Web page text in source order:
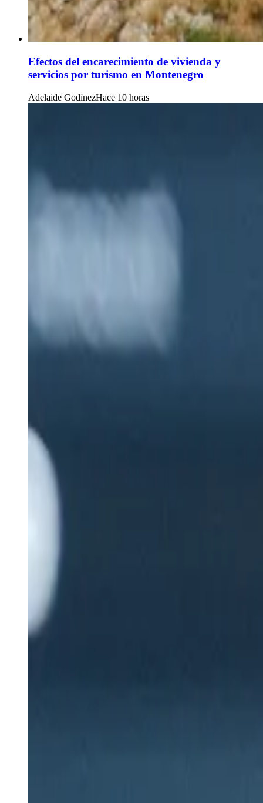
Efectos del encarecimiento de vivienda y
servicios por turismo en Montenegro
Adelaide GodínezHace 10 horas